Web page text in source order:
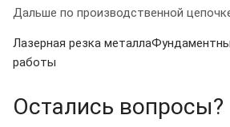
Дальше по производственной
Лазерная резка металла
работы
Остались вопросы?